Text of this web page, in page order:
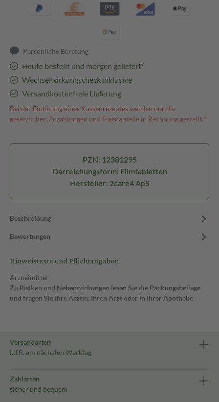
Persönliche Beratung
Heute bestellt und morgen geliefert³
Wechselwirkungscheck inklusive
Versandkostenfreie Lieferung
Bei der Einlösung eines Kassenrezeptes werden nur die
gesetzlichen Zuzahlungen und Eigenanteile in Rechnung gestellt.⁴
PZN: 12381295
Darreichungsform: Filmtabletten
Hersteller: 2care4 ApS
Beschreibung
Bewertungen
Hinweistexte und Pflichtangaben
Arzneimittel
Zu Risiken und Nebenwirkungen lesen Sie die Packungsbeilage
und fragen Sie Ihre Ärztin, Ihren Arzt oder in Ihrer Apotheke.
Versandarten
i.d.R. am nächsten Werktag
Zahlarten
sicher und bequem